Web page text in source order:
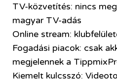
TV-közvetítés: nincs
magyar TV-adás
Online stream:
Fogadási piacok: csak
megjelennek a
Kiemelt kulcsszó: